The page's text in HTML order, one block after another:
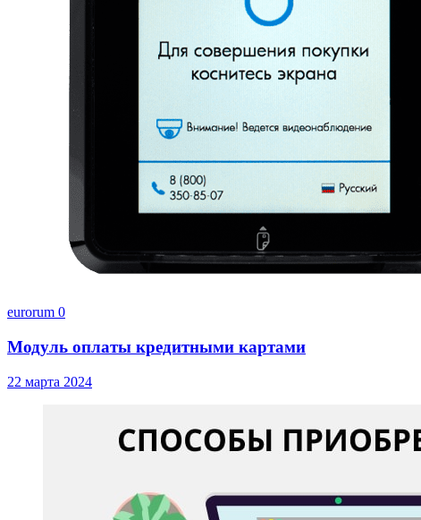
eurorum 0
Модуль оплаты кредитными картами
22 марта 2024